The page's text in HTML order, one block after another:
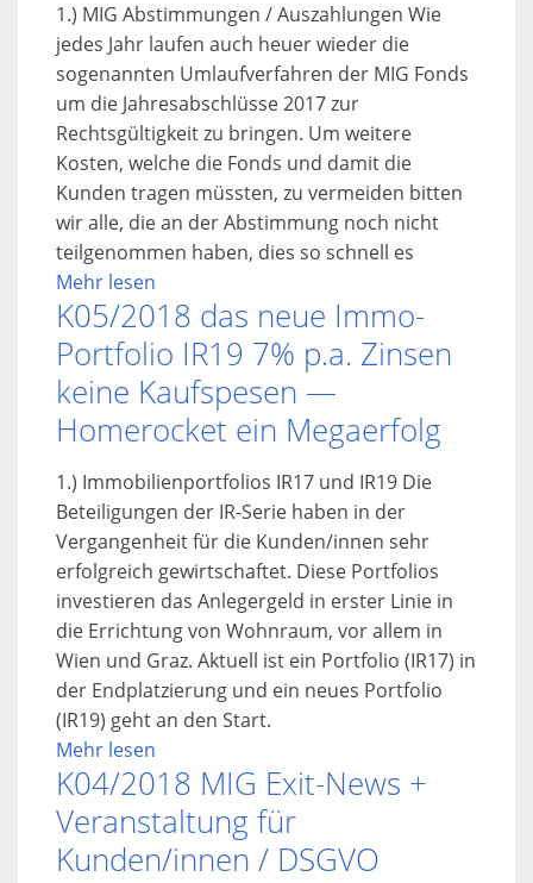
1.) MIG Abstimmungen / Auszahlungen Wie
jedes Jahr laufen auch heuer wieder die
sogenannten Umlaufverfahren der MIG Fonds
um die Jahresabschlüsse 2017 zur
Rechtsgültigkeit zu bringen. Um weitere
Kosten, welche die Fonds und damit die
Kunden tragen müssten, zu vermeiden bitten
wir alle, die an der Abstimmung noch nicht
teilgenommen haben, dies so schnell es
Mehr lesen
K05/2018 das neue Immo-
Portfolio IR19 7% p.a. Zinsen
keine Kaufspesen —
Homerocket ein Megaerfolg
1.) Immobilienportfolios IR17 und IR19 Die
Beteiligungen der IR-Serie haben in der
Vergangenheit für die Kunden/innen sehr
erfolgreich gewirtschaftet. Diese Portfolios
investieren das Anlegergeld in erster Linie in
die Errichtung von Wohnraum, vor allem in
Wien und Graz. Aktuell ist ein Portfolio (IR17) in
der Endplatzierung und ein neues Portfolio
(IR19) geht an den Start.
Mehr lesen
K04/2018 MIG Exit-News +
Veranstaltung für
Kunden/innen / DSGVO